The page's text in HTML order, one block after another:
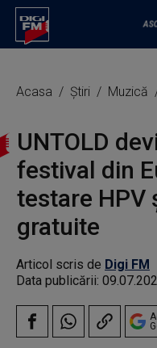
Acasa Știri Muzică
UNTOLD
festival din
testare HPV
gratuite
Articol scris de Digi FM
Data publicării: